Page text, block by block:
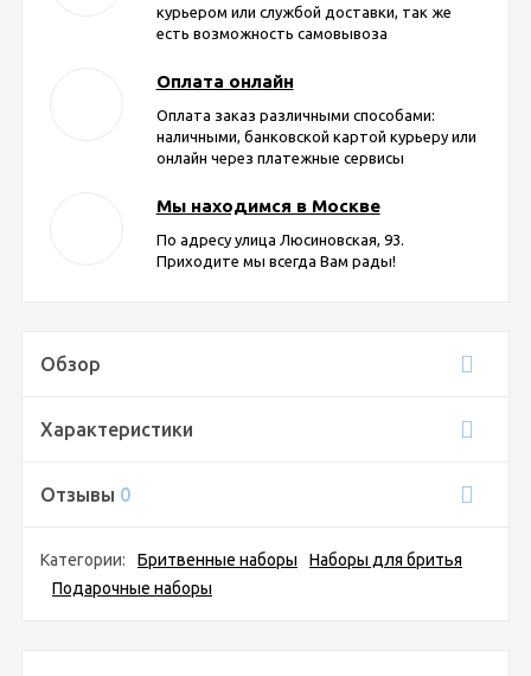
курьером или службой доставки, так же
есть возможность самовывоза
Оплата онлайн
Оплата заказ различными способами:
наличными, банковской картой курьеру или
онлайн через платежные сервисы
Мы находимся в Москве
По адресу улица Люсиновская, 93.
Приходите мы всегда Вам рады!
Обзор
Характеристики
Отзывы 0
Категории: Бритвенные наборы
Наборы для бритья
Подарочные наборы